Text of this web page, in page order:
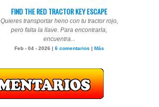
FIND THE RED TRACTOR KEY ESCAPE
Quieres transportar heno con tu tractor rojo,
pero falta la llave. Para encontrarla,
encuentra...
Feb - 04 - 2026 | 6 comentarios | Más